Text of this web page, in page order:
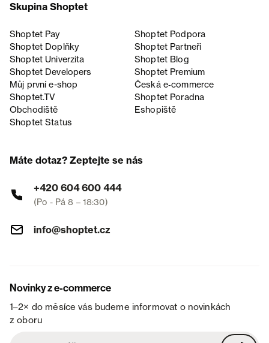
Skupina Shoptet
Shoptet Pay
Shoptet Podpora
Shoptet Doplňky
Shoptet Partneři
Shoptet Univerzita
Shoptet Blog
Shoptet Developers
Shoptet Premium
Můj první e-shop
Česká e‑commerce
Shoptet.TV
Shoptet Poradna
Obchodiště
Eshopiště
Shoptet Status
Máte dotaz? Zeptejte se nás
+420 604 600 444
(Po - Pá 8 – 18:30)
info@shoptet.cz
Novinky z e-commerce
1–2× do měsíce vás budeme informovat o novinkách
z oboru